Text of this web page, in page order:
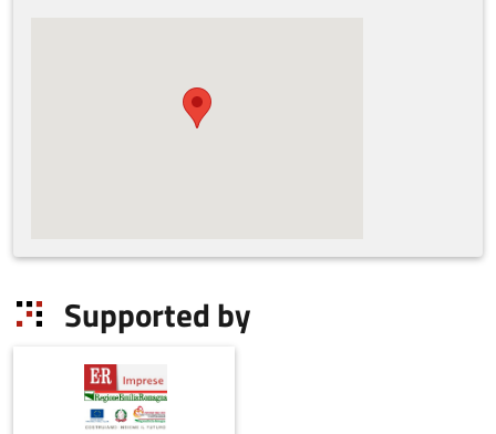
Supported by